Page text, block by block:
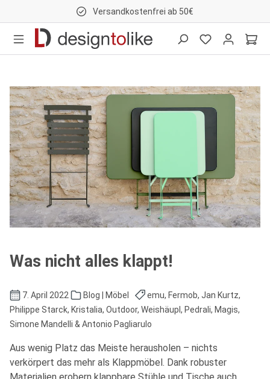
Versandkostenfrei ab 50€
Was nicht alles klappt!
7. April 2022 Blog | Möbel
emu, Fermob, Jan Kurtz,
Philippe Starck, Kristalia, Outdoor, Weishäupl, Pedrali, Magis,
Simone Mandelli & Antonio Pagliarulo
Aus wenig Platz das Meiste herausholen – nichts
verkörpert das mehr als Klappmöbel. Dank robuster